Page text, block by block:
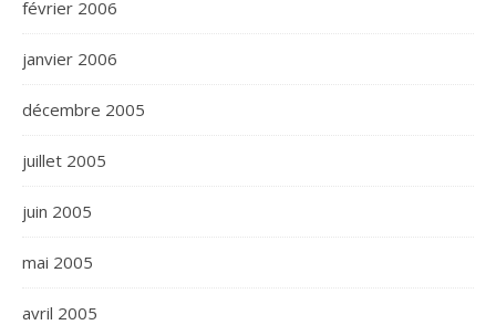
février 2006
janvier 2006
décembre 2005
juillet 2005
juin 2005
mai 2005
avril 2005